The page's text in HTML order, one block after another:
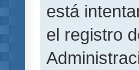
está
el registro